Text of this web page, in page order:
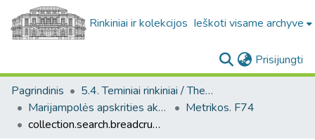
Rinkiniai ir kolekcijos Ieškoti visame archyve
Prisijungti
Pagrindinis
5.4. Teminiai rinkiniai / Thematic collections
Marijampolės apskrities aktai. F74
Metrikos. F74
collection.search.breadcrumbs